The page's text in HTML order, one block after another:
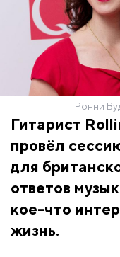
Ронни
Гитарист
провёл
для
ответов
кое-что
жизнь.